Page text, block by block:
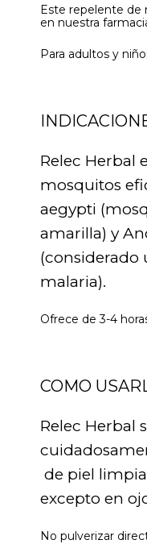
Este repelente de
en nuestra
Para adultos y
Relec Herbal
mosquitos
aegypti
amarilla) y
(considerado
malaria).
Ofrece de 3-4
COMO
Relec Herbal
de piel
excepto en
No pulverizar